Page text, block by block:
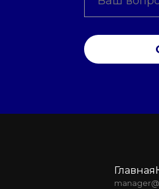
Главная